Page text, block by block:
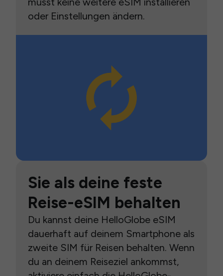
oder Einstellungen ändern.
Sie als deine feste
Reise-eSIM behalten
Du kannst deine HelloGlobe eSIM
dauerhaft auf deinem Smartphone als
zweite SIM für Reisen behalten. Wenn
du an deinem Reiseziel ankommst,